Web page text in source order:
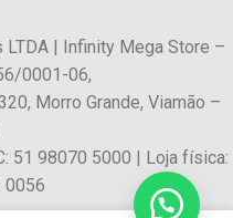
| Infinity Mega Store –
0001-06,
Morro Grande, Viamão –
51 98070 5000 | Loja física:
0056